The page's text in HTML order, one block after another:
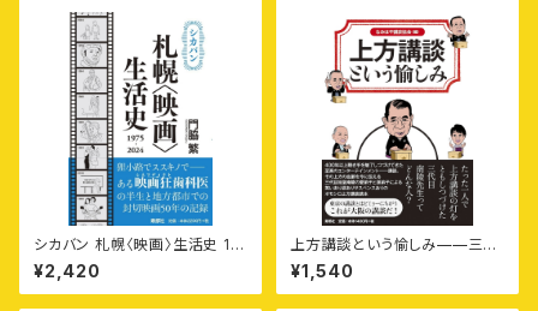
シカバン 札幌〈映画〉生活史 19
75-2024
¥2,420
上方講談という愉しみ——三代
目旭堂南陵が守り伝えた話芸の
世界へ
¥1,540